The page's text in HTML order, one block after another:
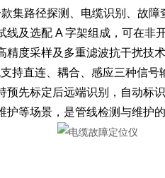
款集路径探测、电缆识别、故
及选配 A 字架组成，可在非
精度采样及多重滤波抗干扰技
持直连、耦合、感应三种信
先标定后远端识别，自动标
等场景，是管线检测与维护的